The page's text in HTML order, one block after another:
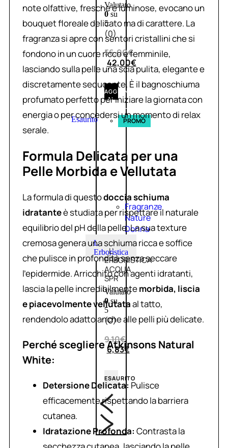
Valutato
0su
5
(0)
56,00€
42,00€
AGGIUNGI
AL
CARRELLO
Esaurito PROMO
Fragranze
Nature
Donna
L
Erboristica
L’
ERBORISTICA
ACQUA
SPR
Valutato
0su
5
(0)
9,10€
6,83€
ESAURITO
note olfattive, fresche e luminose, evocano un
bouquet floreale delicato ma di carattere. La
fragranza si apre con sentori cristallini che si
fondono in un cuore ricco e femminile,
lasciando sulla pelle una scia pulita, elegante e
discretamente seducente. È il bagnoschiuma
profumato perfetto per iniziare la giornata con
energia o per concedersi un momento di relax
serale.
Formula Delicata per una
Pelle Morbida e Vellutata
La formula di questodoccia schiuma
idratanteè studiata per rispettare il naturale
equilibrio del pH della pelle. La sua texture
cremosa genera una schiuma ricca e soffice
che pulisce in profondità senza seccare
l’epidermide. Arricchito con agenti idratanti,
lascia la pelle incredibilmentemorbida, liscia
e piacevolmente vellutataal tatto,
rendendolo adatto anche alle pelli più delicate.
Perché scegliere Atkinsons Natural
White:
Detersione Delicata: Pulisce
efficacemente rispettando la barriera
cutanea.
Idratazione Profonda: Contrasta la